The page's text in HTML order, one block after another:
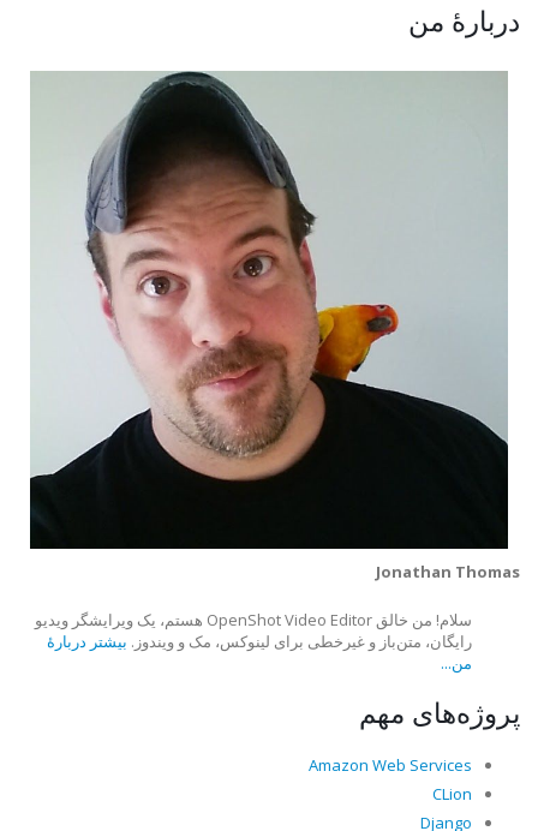
دربارهٔ من
Jonathan Thomas
سلام! من خالق OpenShot Video Editor هستم، یک ویرایشگر ویدیو
رایگان، متن‌باز و غیرخطی برای لینوکس، مک و ویندوز. بیشتر دربارهٔ
من...
پروژه‌های مهم
Amazon Web Services
CLion
Django